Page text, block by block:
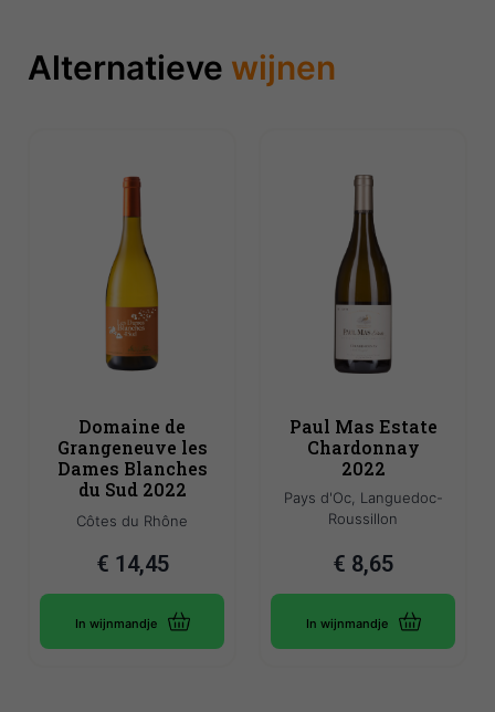
Alternatieve wijnen
Domaine de
Grangeneuve les
Dames Blanches
du Sud 2022
Côtes du Rhône
€ 14,45
In wijnmandje
Paul Mas Estate
Chardonnay
2022
Pays d'Oc, Languedoc-
Roussillon
€ 8,65
In wijnmandje